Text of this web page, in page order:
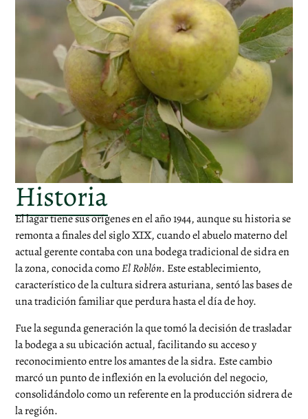
Historia
El lagar tiene sus orígenes en el año 1944, aunque su historia se
remonta a finales del siglo XIX, cuando el abuelo materno del
actual gerente contaba con una bodega tradicional de sidra en
la zona, conocida comoEl Roblón. Este establecimiento,
característico de la cultura sidrera asturiana, sentó las bases de
una tradición familiar que perdura hasta el día de hoy.
Fue la segunda generación la que tomó la decisión de trasladar
la bodega a su ubicación actual, facilitando su acceso y
reconocimiento entre los amantes de la sidra. Este cambio
marcó un punto de inflexión en la evolución del negocio,
consolidándolo como un referente en la producción sidrera de
la región.